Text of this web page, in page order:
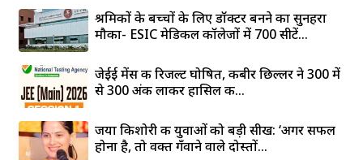
श्रमिकों के बच्चों के लिए डॉक्टर बनने का सुनहरा
मौका- ESIC मेडिकल कॉलेजों में 700 सीटें...
जेईई मेंस की रिजल्ट घोषित, कबीर छिल्लर ने 300 में
से 300 अंक लाकर हासिल की...
जया किशोरी की युवाओं को बड़ी सीख: ‘अगर सफल
होना है, तो वक्त गँवाने वाले दोस्तों...